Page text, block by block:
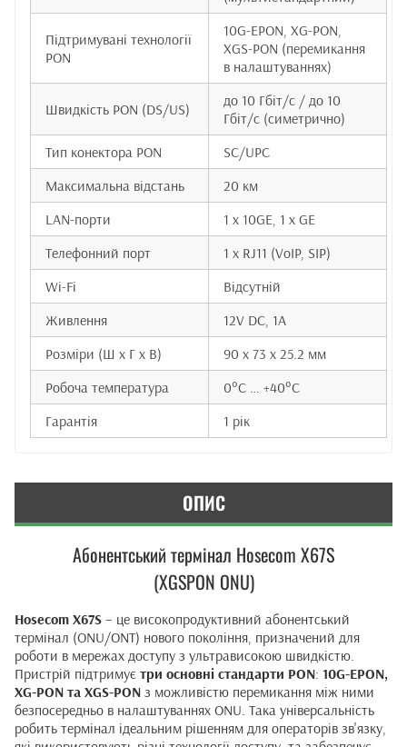
Підтримувані технології
PON
10G-EPON, XG-PON,
XGS-PON (перемикання
в налаштуваннях)
Швидкість PON (DS/US)
до 10 Гбіт/с / до 10
Гбіт/с (симетрично)
Тип конектора PON
SC/UPC
Максимальна відстань
20 км
LAN-порти
1 x 10GE, 1 x GE
Телефонний порт
1 x RJ11 (VoIP, SIP)
Wi-Fi
Відсутній
Живлення
12V DC, 1A
Розміри (Ш x Г x В)
90 x 73 x 25.2 мм
Робоча температура
0°C … +40°C
Гарантія
1 рік
ОПИС
Абонентський термінал Hosecom X67S
(XGSPON ONU)
Hosecom X67S – це високопродуктивний абонентський
термінал (ONU/ONT) нового покоління, призначений для
роботи в мережах доступу з ультрависокою швидкістю.
Пристрій підтримує три основні стандарти PON: 10G-EPON,
XG-PON та XGS-PON з можливістю перемикання між ними
безпосередньо в налаштуваннях ONU. Така універсальність
робить термінал ідеальним рішенням для операторів зв'язку,